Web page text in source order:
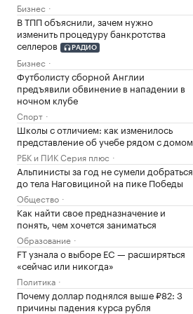
Бизнес
В ТПП объяснили, зачем нужно
изменить процедуру банкротства
селлеров
РАДИО
Бизнес
Футболисту сборной Англии
предъявили обвинение в нападении в
ночном клубе
Спорт
Школы с отличием: как изменилось
представление об учебе рядом с домом
РБК и ПИК Серия плюс
Альпинисты за год не сумели добраться
до тела Наговициной на пике Победы
Общество
Как найти свое предназначение и
понять, чем хочется заниматься
Образование
FT узнала о выборе ЕС — расширяться
«сейчас или никогда»
Политика
Почему доллар поднялся выше ₽82: 3
причины падения курса рубля